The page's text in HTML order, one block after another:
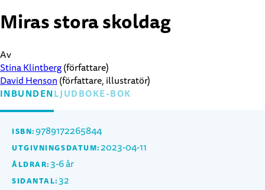
Miras stora skoldag
Av
Stina Klintberg(författare)
David Henson (författare, illustratör)
INBUNDENLJUDBOKE-BOK
ISBN:9789172265844
UTGIVNINGSDATUM: 2023-04-11
ÅLDRAR:3-6 år
SIDANTAL:32